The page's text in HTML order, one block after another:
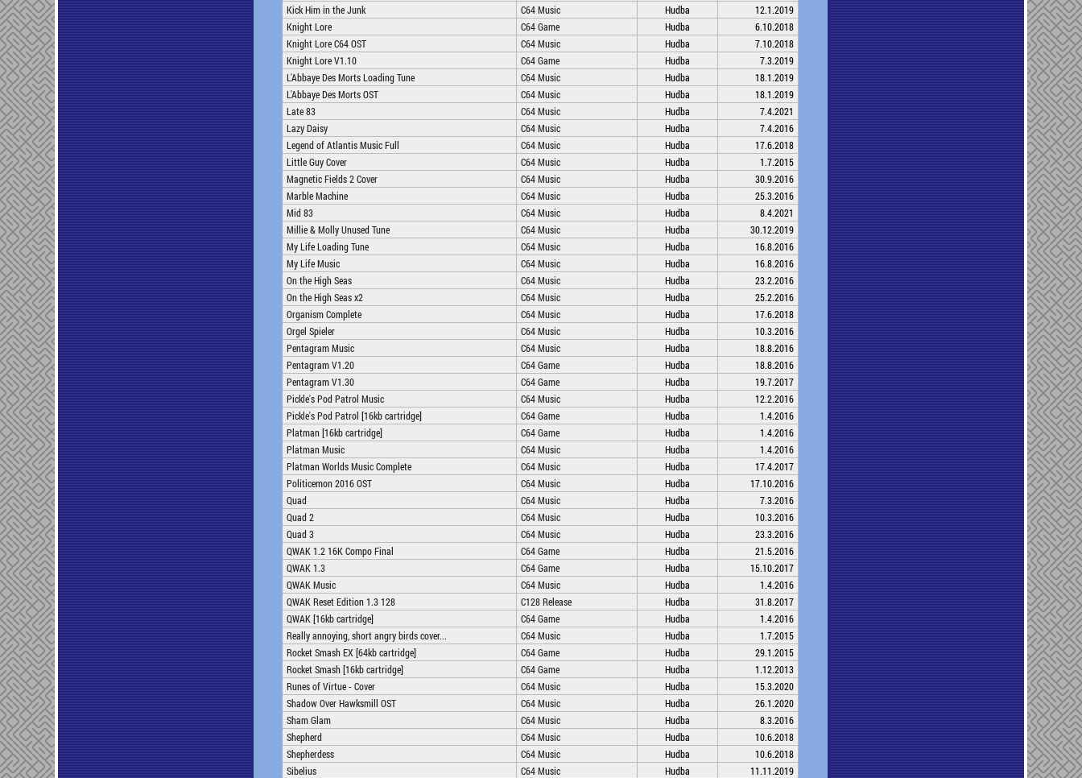
Kick Him in the Junk
C64 Music Hudba
12.1.2019
Knight Lore
C64 Game Hudba
6.10.2018
Knight Lore C64 OST
C64 Music Hudba
7.10.2018
Knight Lore V1.10
C64 Game Hudba
7.3.2019
L'Abbaye Des Morts Loading Tune
C64 Music Hudba
18.1.2019
L'Abbaye Des Morts OST
C64 Music Hudba
18.1.2019
Late 83
C64 Music Hudba
7.4.2021
Lazy Daisy
C64 Music Hudba
7.4.2016
Legend of Atlantis Music Full
C64 Music Hudba
17.6.2018
Little Guy Cover
C64 Music Hudba
1.7.2015
Magnetic Fields 2 Cover
C64 Music Hudba
30.9.2016
Marble Machine
C64 Music Hudba
25.3.2016
Mid 83
C64 Music Hudba
8.4.2021
Millie & Molly Unused Tune
C64 Music Hudba
30.12.2019
My Life Loading Tune
C64 Music Hudba
16.8.2016
My Life Music
C64 Music Hudba
16.8.2016
On the High Seas
C64 Music Hudba
23.2.2016
On the High Seas x2
C64 Music Hudba
25.2.2016
Organism Complete
C64 Music Hudba
17.6.2018
Orgel Spieler
C64 Music Hudba
10.3.2016
Pentagram Music
C64 Music Hudba
18.8.2016
Pentagram V1.20
C64 Game Hudba
18.8.2016
Pentagram V1.30
C64 Game Hudba
19.7.2017
Pickle's Pod Patrol Music
C64 Music Hudba
12.2.2016
Pickle's Pod Patrol [16kb cartridge]
C64 Game Hudba
1.4.2016
Platman [16kb cartridge]
C64 Game Hudba
1.4.2016
Platman Music
C64 Music Hudba
1.4.2016
Platman Worlds Music Complete
C64 Music Hudba
17.4.2017
Politicemon 2016 OST
C64 Music Hudba
17.10.2016
Quad
C64 Music Hudba
7.3.2016
Quad 2
C64 Music Hudba
10.3.2016
Quad 3
C64 Music Hudba
23.3.2016
QWAK 1.2 16K Compo Final
C64 Game Hudba
21.5.2016
QWAK 1.3
C64 Game Hudba
15.10.2017
QWAK Music
C64 Music Hudba
1.4.2016
QWAK Reset Edition 1.3 128
C128 Release Hudba
31.8.2017
QWAK [16kb cartridge]
C64 Game Hudba
1.4.2016
Really annoying, short angry birds cover...
C64 Music Hudba
1.7.2015
Rocket Smash EX [64kb cartridge]
C64 Game Hudba
29.1.2015
Rocket Smash [16kb cartridge]
C64 Game Hudba
1.12.2013
Runes of Virtue - Cover
C64 Music Hudba
15.3.2020
Shadow Over Hawksmill OST
C64 Music Hudba
26.1.2020
Sham Glam
C64 Music Hudba
8.3.2016
Shepherd
C64 Music Hudba
10.6.2018
Shepherdess
C64 Music Hudba
10.6.2018
Sibelius
C64 Music Hudba
11.11.2019